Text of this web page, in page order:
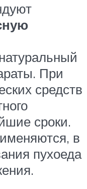
При
средств
сроки.
в
пухоеда